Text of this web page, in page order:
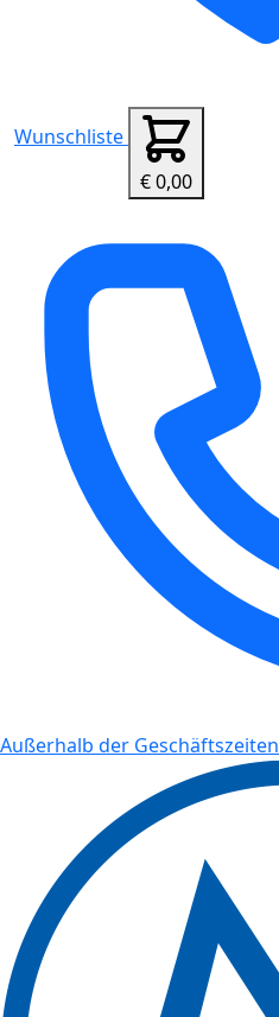
Wunschliste
€ 0,00
Außerhalb der Geschäftszeiten